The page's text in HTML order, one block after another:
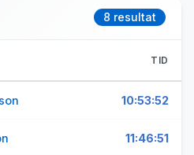
8 resultat
TID
10:53:52
11:46:51